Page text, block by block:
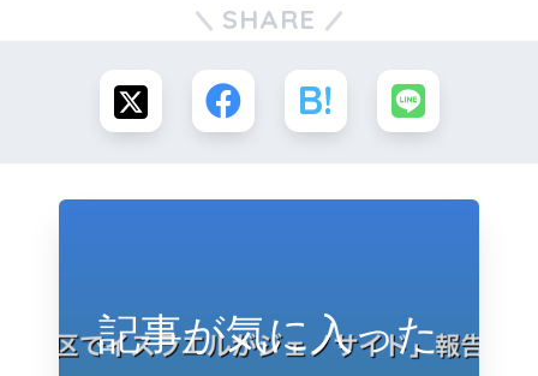
SHARE
記事が気に入った